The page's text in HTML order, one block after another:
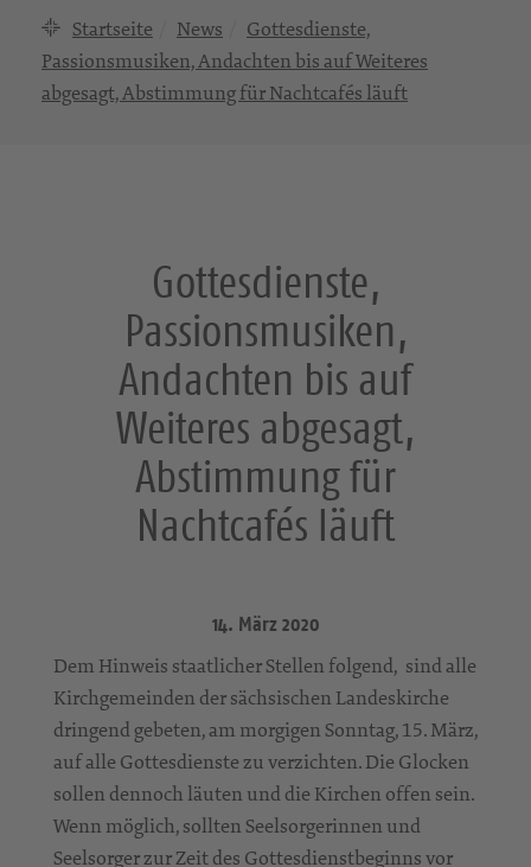
Startseite News
Gottesdienste,
Passionsmusiken, Andachten bis auf Weiteres
abgesagt, Abstimmung für Nachtcafés läuft
Gottesdienste,
Passionsmusiken,
Andachten bis auf
Weiteres abgesagt,
Abstimmung für
Nachtcafés läuft
14. März 2020
Dem Hinweis staatlicher Stellen folgend, sind alle
Kirchgemeinden der sächsischen Landeskirche
dringend gebeten, am morgigen Sonntag, 15. März,
auf alle Gottesdienste zu verzichten. Die Glocken
sollen dennoch läuten und die Kirchen offen sein.
Wenn möglich, sollten Seelsorgerinnen und
Seelsorger zur Zeit des Gottesdienstbeginns vor